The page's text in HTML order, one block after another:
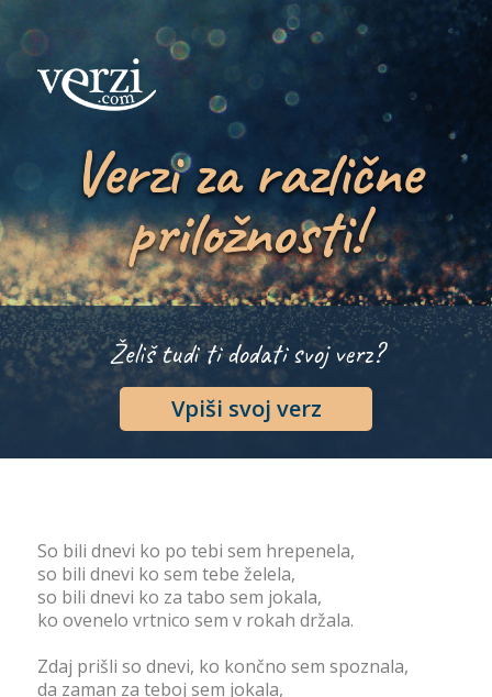
Verzi za različne
priložnosti!
Želiš tudi ti dodati svoj verz?
Vpiši svoj verz
So bili dnevi ko po tebi sem hrepenela,
so bili dnevi ko sem tebe želela,
so bili dnevi ko za tabo sem jokala,
ko ovenelo vrtnico sem v rokah držala.
Zdaj prišli so dnevi, ko končno sem spoznala,
da zaman za teboj sem jokala,